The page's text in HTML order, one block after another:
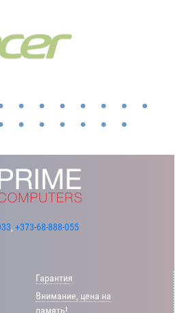
, +373-68-888-055
Гарантия
Внимание, цена на
память!